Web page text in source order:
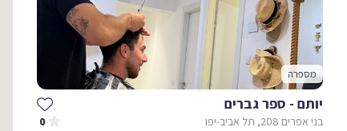
מספרה
יותם - ספר גברים
בני אפרים 208, תל אביב-יפו
0